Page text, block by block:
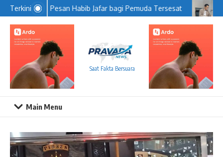
Lewati ke konten
Terkini Pesan Habib Jafar bagi Pemuda Tersesat
Saat Fakta Bersuara
Main Menu